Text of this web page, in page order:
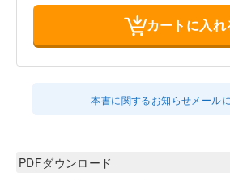
カートに入れ
本書に関するお知らせメール
PDFダウンロード